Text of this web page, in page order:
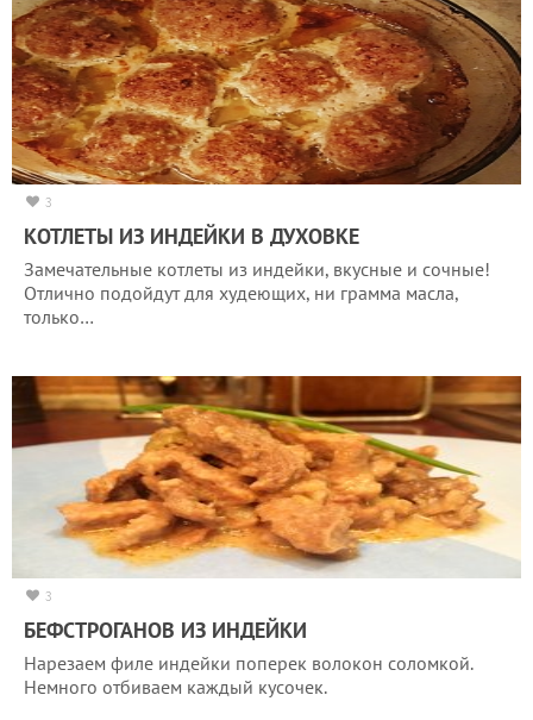
3
КОТЛЕТЫ ИЗ ИНДЕЙКИ В ДУХОВКЕ
Замечательные котлеты из индейки, вкусные и сочные!
Отлично подойдут для худеющих, ни грамма масла,
только…
3
БЕФСТРОГАНОВ ИЗ ИНДЕЙКИ
Нарезаем филе индейки поперек волокон соломкой.
Немного отбиваем каждый кусочек.